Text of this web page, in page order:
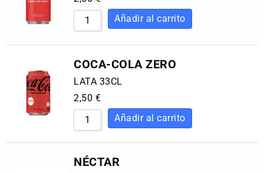
COCA-COLA ZERO
LATA 33CL
2,50 €
NÉCTAR